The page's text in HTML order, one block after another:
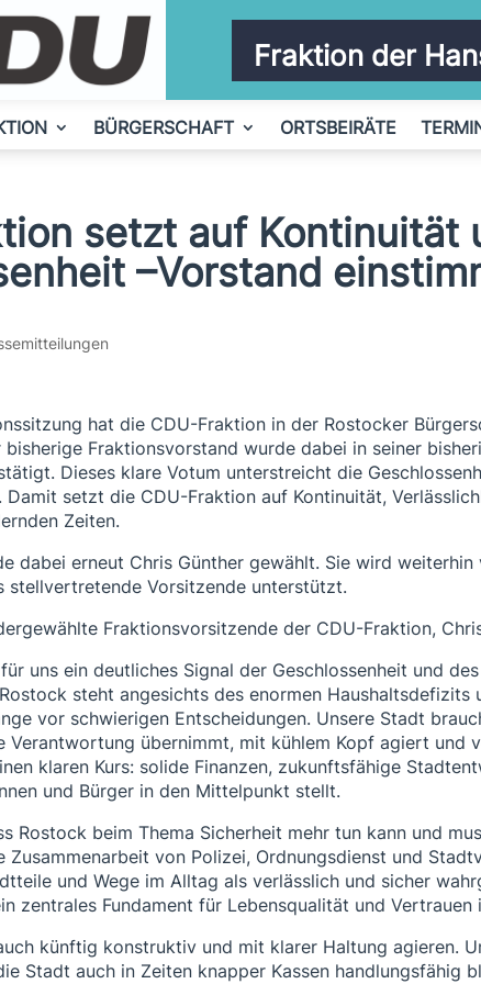
Fraktion der
BÜRGERSCHAFT ORTSBEIRÄTE
setzt auf Kontinuität
–Vorstand
hat die CDU-Fraktion in der Rostocker
Fraktionsvorstand wurde dabei in seiner
Dieses klare Votum unterstreicht die
Damit setzt die CDU-Fraktion auf Kontinuität,
Zeiten.
dabei erneut Chris Günther gewählt. Sie wird
stellvertretende Vorsitzende unterstützt.
Fraktionsvorsitzende der CDU-Fraktion,
uns ein deutliches Signal der Geschlossenheit und
steht angesichts des enormen Haushaltsdefizits
vor schwierigen Entscheidungen. Unsere Stadt
Verantwortung übernimmt, mit kühlem Kopf agiert und
klaren Kurs: solide Finanzen, zukunftsfähige
und Bürger in den Mittelpunkt stellt.
Rostock beim Thema Sicherheit mehr tun kann und
Zusammenarbeit von Polizei, Ordnungsdienst und
und Wege im Alltag als verlässlich und sicher
zentrales Fundament für Lebensqualität und
künftig konstruktiv und mit klarer Haltung agieren.
Stadt auch in Zeiten knapper Kassen handlungsfähig